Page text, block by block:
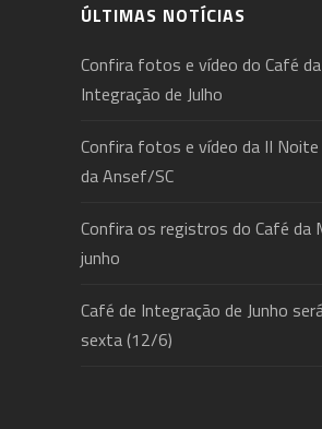
ÚLTIMAS NOTÍCIAS
Confira fotos e vídeo do Café da
Integração de Julho
Confira fotos e vídeo da II
da Ansef/SC
Confira os registros do Café da
junho
Café de Integração de Junho
sexta (12/6)